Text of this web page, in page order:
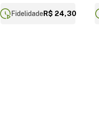
FidelidadeR$ 24,30